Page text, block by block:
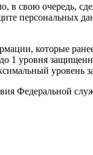
очередь,
персональных
которые
1 уровня
уровень
Федеральной